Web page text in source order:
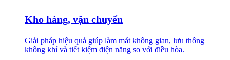
Kho hàng, vận chuyển
Giải pháp hiệu quả giúp làm mát không gian, lưu thông
không khí và tiết kiệm điện năng so với điều hòa.